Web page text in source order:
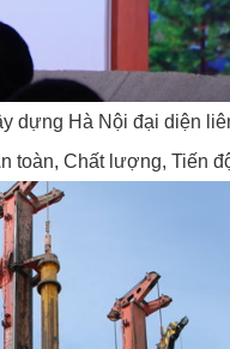
dựng Hà Nội đại diện
toàn, Chất lượng, Tiến